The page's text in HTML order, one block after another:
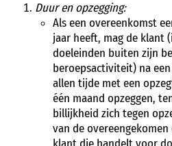
Duur en opzegging:
Als een overeenkomst
jaar heeft, mag de klant
doeleinden buiten zijn
beroepsactiviteit) na
allen tijde met een
één maand opzeggen,
billijkheid zich tegen
van de